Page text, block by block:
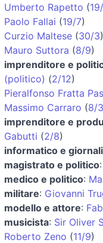
Umberto Rapetto (
Paolo Fallai (19/7)
Curzio Maltese (30/3)
Mauro Suttora (8/9)
imprenditore e
(politico) (2/12)
Pieralfonso Fratta
Massimo Carraro (8/3
imprenditore e
Gabutti (2/8)
informatico e
magistrato e politico:
medico e politico:
militare: Giovanni
modello e attore:
musicista: Sir Oliver
Roberto Zeno (11/9)